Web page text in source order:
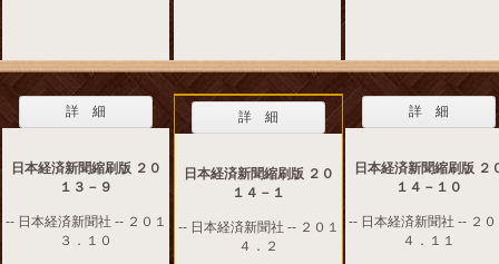
詳 細
日本経済新聞縮刷版 ２０
１３－９
-- 日本経済新聞社 -- ２０１
３．１０
詳 細
日本経済新聞縮刷版 ２０
１４－１
-- 日本経済新聞社 -- ２０１
４．２
詳 細
日本経済新聞縮刷版 ２
１４－１０
-- 日本経済新聞社 -- ２０
４．１１